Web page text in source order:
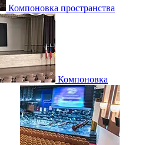
Компоновка пространства
Компоновка